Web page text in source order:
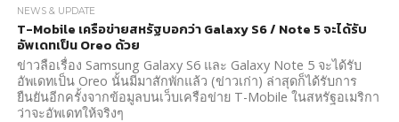
NEWS & UPDATE
T-Mobile เครือข่ายสหรัฐบอกว่า Galaxy S6 / Note 5 จะได้รับ
อัพเดทเป็น Oreo ด้วย
ข่าวลือเรื่อง Samsung Galaxy S6 และ Galaxy Note 5 จะได้รับ
อัพเดทเป็น Oreo นั้นมีมาสักพักแล้ว (ข่าวเก่า) ล่าสุดก็ได้รับการ
ยืนยันอีกครั้งจากข้อมูลบนเว็บเครือข่าย T-Mobile ในสหรัฐอเมริกา
ว่าจะอัพเดทให้จริงๆ